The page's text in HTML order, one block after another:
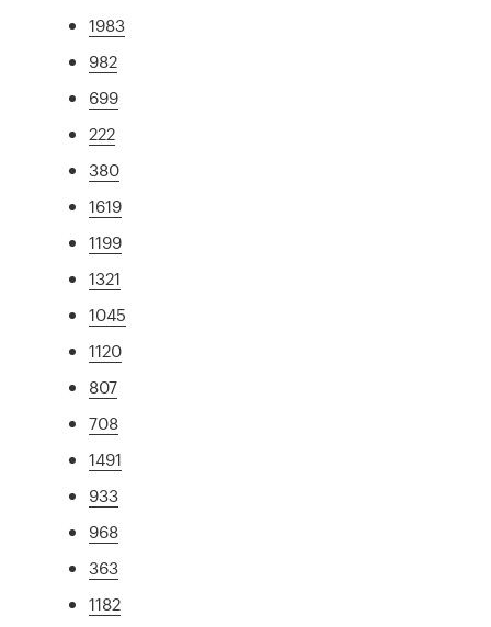
1983
982
699
222
380
1619
1199
1321
1045
1120
807
708
1491
933
968
363
1182